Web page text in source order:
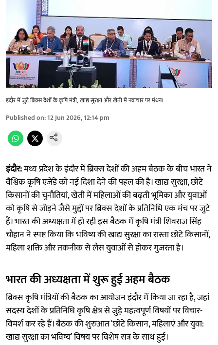
इंदौर में जुटे ब्रिक्स देशों के कृषि मंत्री, खाद्य सुरक्षा और खेती में नवाचार पर मंथन।
Published on:12 Jun 2026, 12:14 pm
इंदौर:मध्य प्रदेश के इंदौर में ब्रिक्स देशों की अहम बैठक के बीच भारत ने
वैश्विक कृषि एजेंडे को नई दिशा देने की पहल की है। खाद्य सुरक्षा, छोटे
किसानों की चुनौतियां, खेती में महिलाओं की बढ़ती भूमिका और युवाओं
को कृषि से जोड़ने जैसे मुद्दों पर ब्रिक्स देशों के प्रतिनिधि एक मंच पर जुटे
हैं। भारत की अध्यक्षता में हो रही इस बैठक में कृषि मंत्री शिवराज सिंह
चौहान ने स्पष्ट किया कि भविष्य की खाद्य सुरक्षा का रास्ता छोटे किसानों,
महिला शक्ति और तकनीक से लैस युवाओं से होकर गुजरता है।
भारत की अध्यक्षता में शुरू हुई अहम बैठक
ब्रिक्स कृषि मंत्रियों की बैठक का आयोजन इंदौर में किया जा रहा है, जहां
सदस्य देशों के प्रतिनिधि कृषि क्षेत्र से जुड़े महत्वपूर्ण विषयों पर विचार-
विमर्श कर रहे हैं। बैठक की शुरुआत ‘छोटे किसान, महिलाएं और युवा:
खाद्य सुरक्षा का भविष्य’ विषय पर विशेष सत्र के साथ हुई।